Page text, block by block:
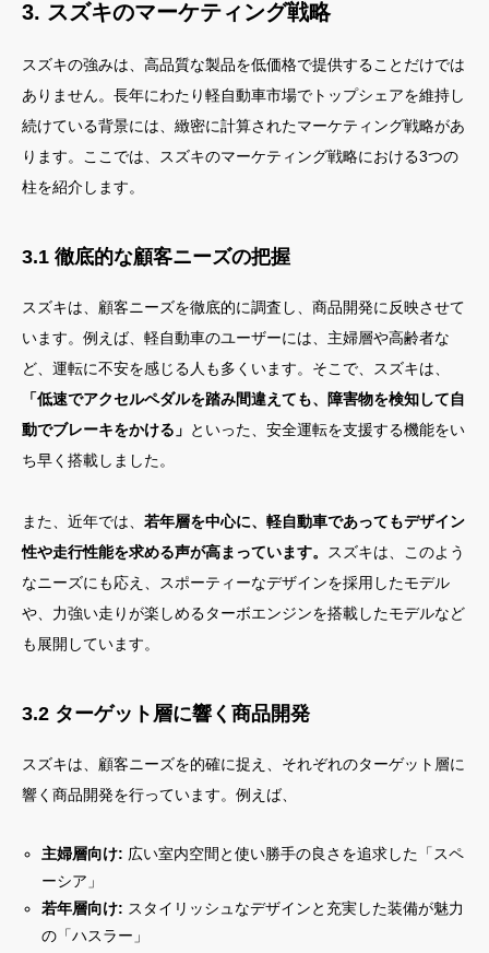
3. スズキのマーケティング戦略
スズキの強みは、高品質な製品を低価格で提供することだけでは
ありません。長年にわたり軽自動車市場でトップシェアを維持し
続けている背景には、緻密に計算されたマーケティング戦略があ
ります。ここでは、スズキのマーケティング戦略における3つの
柱を紹介します。
3.1 徹底的な顧客ニーズの把握
スズキは、顧客ニーズを徹底的に調査し、商品開発に反映させて
います。例えば、軽自動車のユーザーには、主婦層や高齢者な
ど、運転に不安を感じる人も多くいます。そこで、スズキは、
「低速でアクセルペダルを踏み間違えても、障害物を検知して自
動でブレーキをかける」 といった、安全運転を支援する機能をい
ち早く搭載しました。
また、近年では、 若年層を中心に、軽自動車であってもデザイン
性や走行性能を求める声が高まっています。
スズキは、このよう
なニーズにも応え、スポーティーなデザインを採用したモデル
や、力強い走りが楽しめるターボエンジンを搭載したモデルなど
も展開しています。
3.2 ターゲット層に響く商品開発
スズキは、顧客ニーズを的確に捉え、それぞれのターゲット層に
響く商品開発を行っています。例えば、
主婦層向け: 広い室内空間と使い勝手の良さを追求した「スペ
ーシア」
若年層向け: スタイリッシュなデザインと充実した装備が魅力
の「ハスラー」